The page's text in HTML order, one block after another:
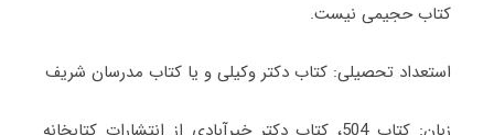
کتاب حجیمی نیست.
استعداد تحصیلی: کتاب دکتر وکیلی و یا کتاب مدرسان شریف